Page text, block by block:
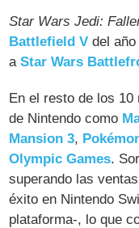
Star Wars Jedi:
Battlefield V del
aStar Wars
En el resto de los 10
de Nintendo como
Mansion 3,
Olympic Games.
superando las
éxito en Nintendo
plataforma-, lo que